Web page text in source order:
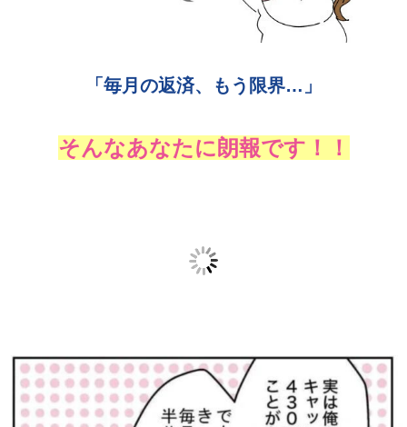
「毎月の返済、もう限界…」
そんなあなたに朗報です！！